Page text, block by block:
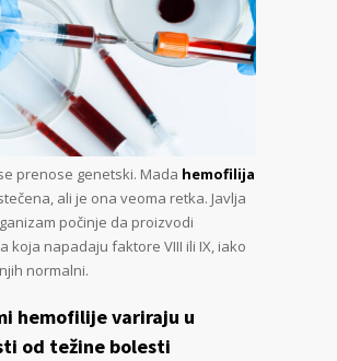
prenose genetski. Mada hemofilija
ali je ona veoma retka. Javlja
počinje da proizvodi
koja napadaju faktore VIII ili IX, iako
normalni.
hemofilije variraju u
od težine bolesti